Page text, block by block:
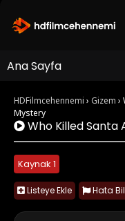
Ana Sayfa
HDFilmcehennemi › Gizem ›
Mystery
Who Killed Santa
Kaynak 1
Listeye Ekle Hata